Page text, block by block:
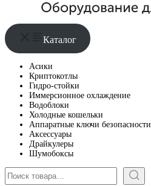
Каталог
Асики
Криптокотлы
Гидро-стойки
Иммерсионное охлаждение
Водоблоки
Холодные кошельки
Аппаратные ключи безопасности
Аксессуары
Драйкулеры
Шумобоксы
Поиск